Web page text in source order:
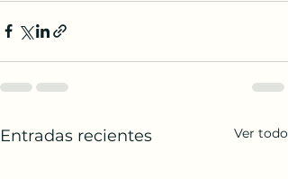
Entradas recientes Ver todo